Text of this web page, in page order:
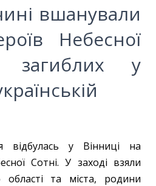
вшанували
Небесної
загиблих у
відбулась у Вінниці на
Сотні. У заході взяли
області та міста, родини